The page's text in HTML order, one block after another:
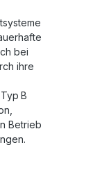
bei
ihre
B
Betrieb